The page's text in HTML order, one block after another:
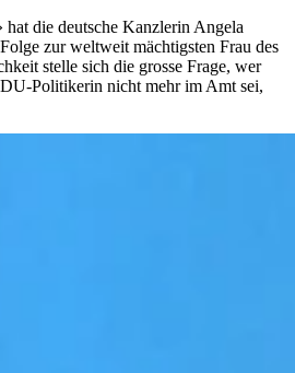
die deutsche Kanzlerin Angela
zur weltweit mächtigsten Frau des
stelle sich die grosse Frage, wer
Politikerin nicht mehr im Amt sei,